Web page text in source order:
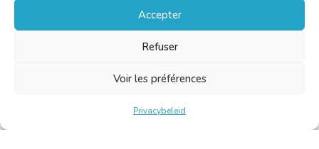
Accepter
Refuser
Voir les préférences
Privacybeleid